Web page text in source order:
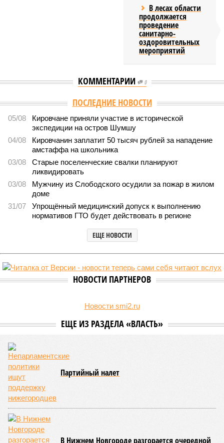
В лесах области
продолжается
проведение
санитарно-
оздоровительных
мероприятий
КОММЕНТАРИИ 0
ПОСЛЕДНИЕ НОВОСТИ
05/08
Кировчане приняли участие в исторической
экспедиции на остров Шумшу
04/08
Кировчанин заплатит 50 тысяч рублей за нападение
амстаффа на школьника
03/08
Старые поселенческие свалки планируют
ликвидировать
03/08
Мужчину из Слободского осудили за пожар в жилом
доме
31/07
Упрощённый медицинский допуск к выполнению
нормативов ГТО будет действовать в регионе
ЕЩЕ НОВОСТИ
НОВОСТИ ПАРТНЕРОВ
Новости smi2.ru
ЕЩЕ ИЗ РАЗДЕЛА «ВЛАСТЬ»
Партийный налет
В Нижнем Новгороде разгорается очередной